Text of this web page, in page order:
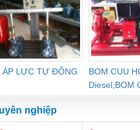
ÁP LỰC TỰ ĐỘNG
BOM CUU
Diesel,BOM
nghiệp